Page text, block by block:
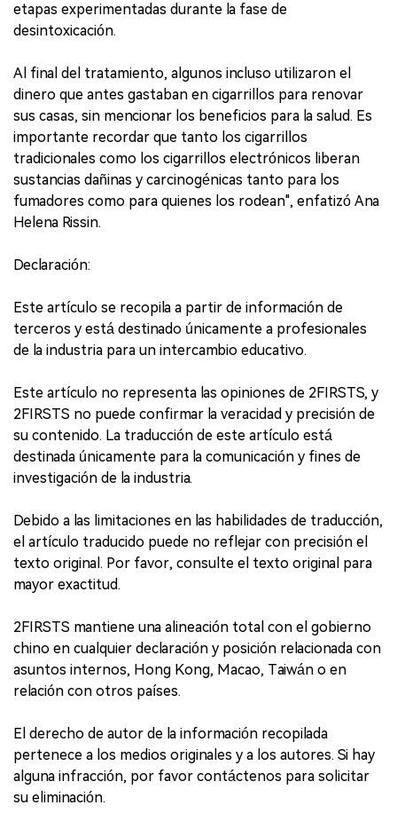
etapas experimentadas durante la fase de
desintoxicación.
Al final del tratamiento, algunos incluso utilizaron el
dinero que antes gastaban en cigarrillos para renovar
sus casas, sin mencionar los beneficios para la salud. Es
importante recordar que tanto los cigarrillos
tradicionales como los cigarrillos electrónicos liberan
sustancias dañinas y carcinogénicas tanto para los
fumadores como para quienes los rodean", enfatizó Ana
Helena Rissin.
Declaración:
Este artículo se recopila a partir de información de
terceros y está destinado únicamente a profesionales
de la industria para un intercambio educativo.
Este artículo no representa las opiniones de 2FIRSTS, y
2FIRSTS no puede confirmar la veracidad y precisión de
su contenido. La traducción de este artículo está
destinada únicamente para la comunicación y fines de
investigación de la industria.
Debido a las limitaciones en las habilidades de traducción,
el artículo traducido puede no reflejar con precisión el
texto original. Por favor, consulte el texto original para
mayor exactitud.
2FIRSTS mantiene una alineación total con el gobierno
chino en cualquier declaración y posición relacionada con
asuntos internos, Hong Kong, Macao, Taiwán o en
relación con otros países.
El derecho de autor de la información recopilada
pertenece a los medios originales y a los autores. Si hay
alguna infracción, por favor contáctenos para solicitar
su eliminación.